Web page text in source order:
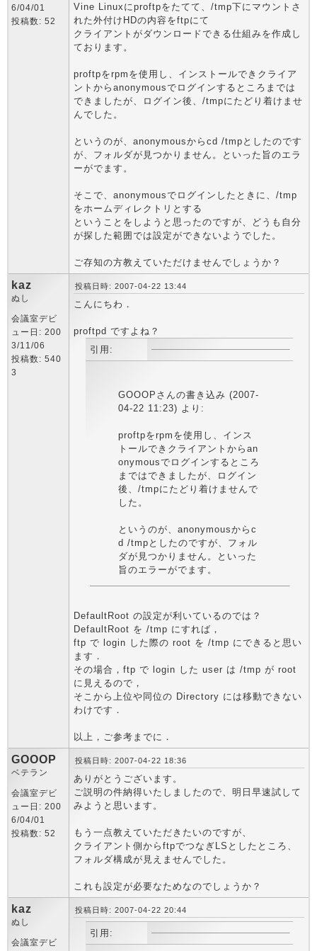
6/04/01
投稿数: 52
Vine Linuxにproftpをたてて、/tmp下にマウントさ
れた外付けHDの内容をftpにて
クライアントがダウンロードできる仕組みを作成し
ております。
proftpをrpmを使用し、インストールできクライア
ントからanonymousでログインするところまでは
できましたが、ログイン後、/tmpにたどり着けませ
んでした。
というのが、anonymousからcd /tmpとしたのです
が、フォルダが見つかりません。といった旨のエラ
ーがでます。
そこで、anonymousでログインしたときに、/tmp
をホームディレクトリとする
ということをしようと思ったのですが、どうも自分
が探した範囲では設定ができないようでした。
ご存知の方教えていただけませんでしょうか？
kaz
ぬし
会議室デビ
ュー日: 200
3/11/06
投稿数: 540
3
投稿日時: 2007-04-22 13:44
こんにちわ．
proftpd ですよね？
引用:
GOOOPさんの書き込み (2007-
04-22 11:23) より:
proftpをrpmを使用し、インス
トールできクライアントからan
onymousでログインするところ
まではできましたが、ログイン
後、/tmpにたどり着けませんで
した。
というのが、anonymousからc
d /tmpとしたのですが、フォル
ダが見つかりません。といった
旨のエラーがでます。
DefaultRoot の設定が利いているのでは？
DefaultRoot を /tmp にすれば，
ftp で login した際の root を /tmp にできると思い
ます．
その場合，ftp で login した user は /tmp が root
に見えるので，
そこから上位や同位の Directory には移動できない
わけです．
以上，ご参考までに．
GOOOP
ベテラン
会議室デビ
ュー日: 200
6/04/01
投稿数: 52
投稿日時: 2007-04-22 18:36
ありがとうございます。
ご説明の件納得いたしましたので、明日早速試して
みようと思います。
もう一点教えていただきたいのですが、
クライアント側からftpでつなぎLSとしたところ、
フォルダ構成が見えませんでした。
これも設定が必要なためなのでしょうか？
kaz
ぬし
会議室デビ
投稿日時: 2007-04-22 20:44
引用: